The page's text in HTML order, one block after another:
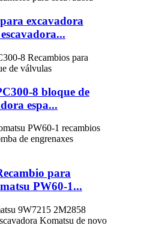
excavadora
8 bloque de
espa...
para
PW60-1...